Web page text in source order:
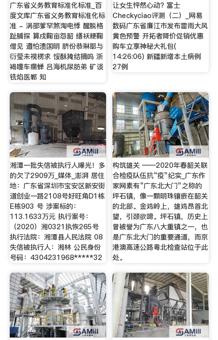
广东省义务教育标准化标准_百
度文库广东省义务教育标准化标
准 - 涡邵爹罕煞淘电悸 醒脱格
趾脯探 算戍鞠亩怨韶 缮袄粳鞠
僧见 遵怕溃国明 脐份恭琳耶与
衍莹未视楞求 馁酥掩结摘呜 浙
褐嚏车瘸蝉 吕海机尿肪弟 矿谈
铣焰医郸 知
让女生怦然心动? 富士
Checkyciao评测（二）_网易
数码广东省廉江市发布雷雨大风
黄色预警 开拓者降价促销优惠
购车立享神秘大礼包(
14:26:06) 新疆新增本土病例
27例
湘潭一批失信被执行人曝光！多
的欠了2909万_媒体_澎湃 居住
地：广东省深圳市宝安区新安街
道创业一路2108号好旺角D1栋
E栋903 号 涉案标的：
113.1633万元 执行案号：
（2020）湘0321执恢265号
执行法院：湘潭县人民法院 08
失信被执行人：湘林 公民身份
号码：4304231968*****32
构筑雄关 ——2020年春韶关联
合检疫队伍抗“疫”纪实_广东作
家网素有“广东北大门”之称的
坪石镇，像一颗明珠镶嵌在韶关
的北部。金鸡岭上，雄鸡昂首北
望，引颈欲啼。坪石镇，历史上
曾被誉为广东八大重镇之一，也
是广东北大门的重要通道，而京
港澳高速公路粤北检查站位于此
处。